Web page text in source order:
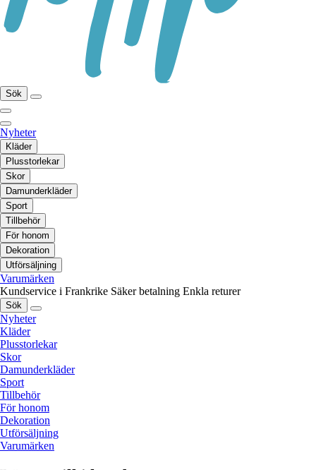
Sök
Nyheter
Kläder
Plusstorlekar
Skor
Damunderkläder
Sport
Tillbehör
För honom
Dekoration
Utförsäljning
Varumärken
Kundservice i Frankrike Säker betalning Enkla returer
Sök
Nyheter
Kläder
Plusstorlekar
Skor
Damunderkläder
Sport
Tillbehör
För honom
Dekoration
Utförsäljning
Varumärken